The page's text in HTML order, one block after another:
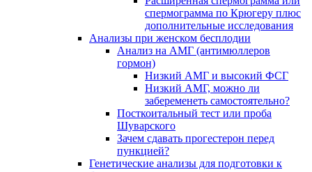
спермограмма по Крюгеру плюс
дополнительные исследования
Анализы при женском бесплодии
Анализ на АМГ (антимюллеров
гормон)
Низкий АМГ и высокий ФСГ
Низкий АМГ, можно ли
забеременеть самостоятельно?
Посткоитальный тест или проба
Шуварского
Зачем сдавать прогестерон перед
пункцией?
Генетические анализы для подготовки к